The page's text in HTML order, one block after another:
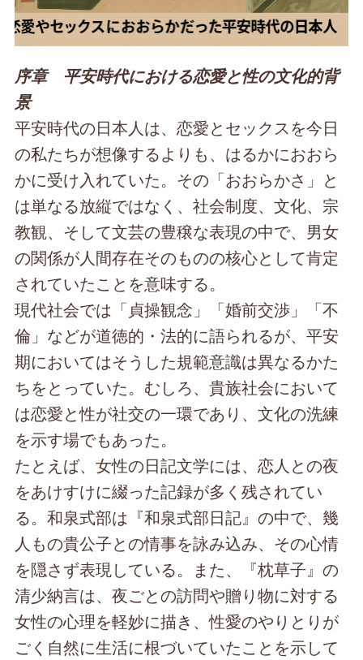
序章 平安時代における恋愛と性の文化的背
景
平安時代の日本人は、恋愛とセックスを今日
の私たちが想像するよりも、はるかにおおら
かに受け入れていた。その「おおらかさ」と
は単なる放縦ではなく、社会制度、文化、宗
教観、そして文芸の豊穣な表現の中で、男女
の関係が人間存在そのものの核心として肯定
されていたことを意味する。
現代社会では「貞操観念」「婚前交渉」「不
倫」などが道徳的・法的に語られるが、平安
期においてはそうした規範意識は異なるかた
ちをとっていた。むしろ、貴族社会において
は恋愛と性が社交の一環であり、文化の洗練
を示す場でもあった。
たとえば、女性の日記文学には、恋人との夜
をあけすけに綴った記録が多く残されてい
る。和泉式部は『和泉式部日記』の中で、幾
人もの貴公子との情事を詠み込み、その心情
を隠さず表現している。また、『枕草子』の
清少納言は、夜ごとの訪問や贈り物に対する
女性の心理を軽妙に描き、性愛のやりとりが
ごく自然に生活に根づいていたことを示して